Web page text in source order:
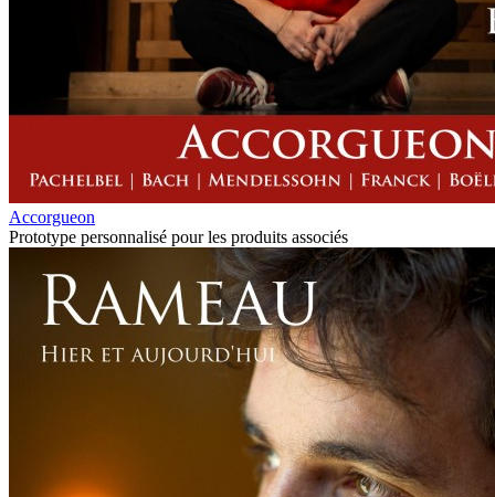
Accorgueon
Prototype personnalisé pour les produits associés